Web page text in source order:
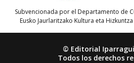
Subvencionada por el Departamento de
Eusko Jaurlaritzako Kultura eta
© Editorial
Todos los derechos